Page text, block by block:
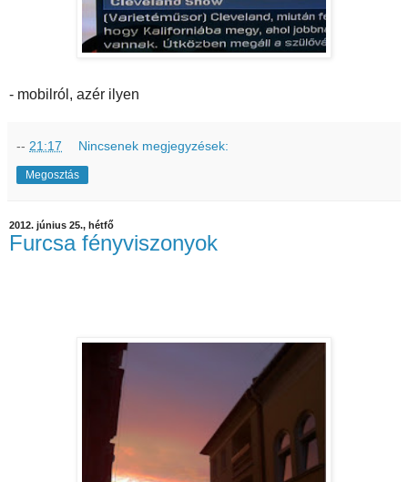
- mobilról, azér ilyen
-- 21:17 Nincsenek megjegyzések:
Megosztás
2012. június 25., hétfő
Furcsa fényviszonyok